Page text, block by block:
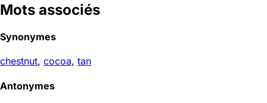
Mots associés
Synonymes
chestnut, cocoa, tan
Antonymes